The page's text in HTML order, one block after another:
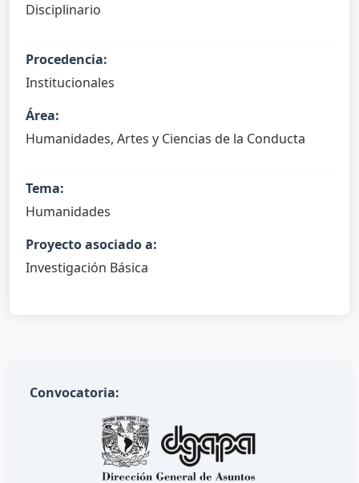
Disciplinario
Procedencia:
Institucionales
Área:
Humanidades, Artes y Ciencias de la Conducta
Tema:
Humanidades
Proyecto asociado a:
Investigación Básica
Convocatoria: